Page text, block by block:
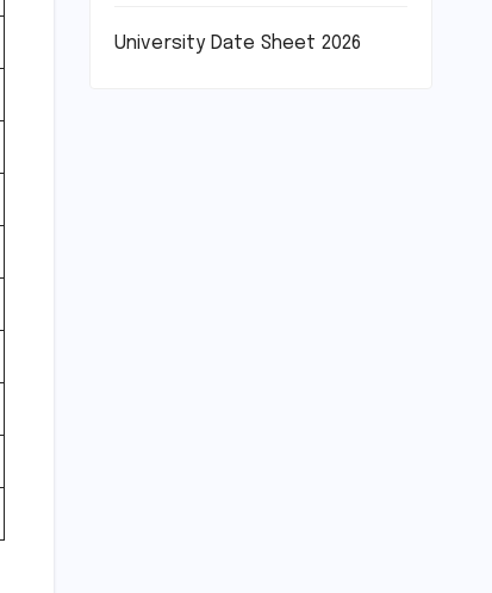
University Date Sheet 2026